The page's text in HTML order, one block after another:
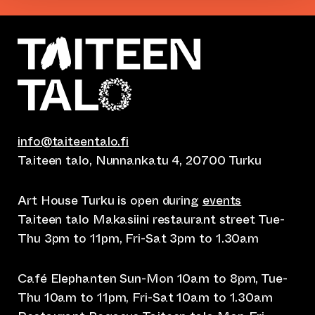
info@taiteentalo.fi
Taiteen talo, Nunnankatu 4, 20700 Turku
Art House Turku is open during events
Taiteen talo Makasiini restaurant street Tue-
Thu 3pm to 11pm, Fri-Sat 3pm to 1.30am
Café Elephanten Sun-Mon 10am to 8pm, Tue-
Thu 10am to 11pm, Fri-Sat 10am to 1.30am